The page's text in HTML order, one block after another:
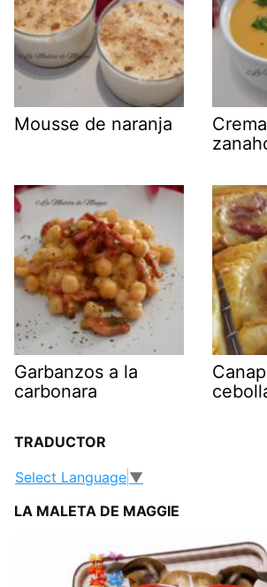
Mousse de naranja
Garbanzos a la
carbonara
TRADUCTOR
Select Language ▼
LA MALETA DE MAGGIE